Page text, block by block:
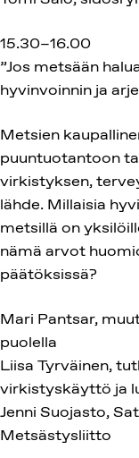
15.30–16.00
”Jos metsään
hyvinvoinnin ja
Metsien
puuntuotantoon
virkistyksen,
lähde. Millaisia
metsillä on
nämä arvot
päätöksissä?
Mari Pantsar,
puolella
Liisa Tyrväinen,
virkistyskäyttö ja
Jenni Suojasto,
Metsästysliitto